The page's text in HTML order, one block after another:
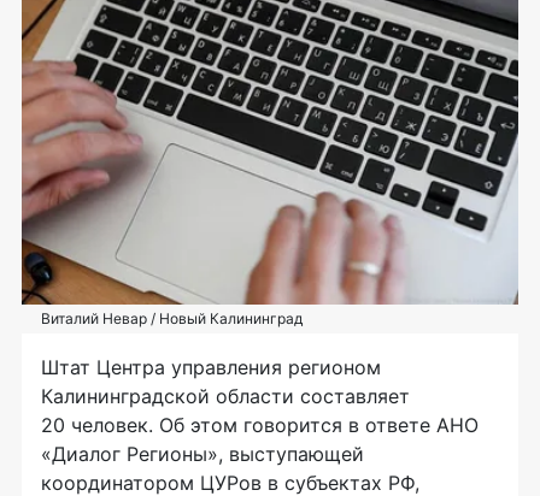
Виталий Невар / Новый Калининград
Штат Центра управления регионом
Калининградской области составляет
20 человек. Об этом говорится в ответе АНО
«Диалог Регионы», выступающей
координатором ЦУРов в субъектах РФ,